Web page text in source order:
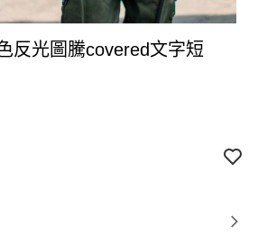
反光圖騰covered文字短